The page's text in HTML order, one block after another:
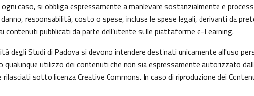
caso, si obbliga espressamente a manlevare sostanzialmente e
responsabilità, costo o spese, incluse le spese legali, derivanti da
pubblicati da parte dell’utente sulle piattaforme e-Learning.
degli Studi di Padova si devono intendere destinati unicamente all'uso
utilizzo dei contenuti che non sia espressamente autorizzato
sotto licenza Creative Commons. In caso di riproduzione dei